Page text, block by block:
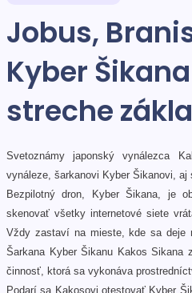
Jobus,
Kyber
streche
Svetoznámy japonský vynálezca
vynáleze, šarkanovi Kyber Šikanovi,
Bezpilotný dron, Kyber Šikana, je
skenovať všetky internetové siete
Vždy zastaví na mieste, kde sa deje
Šarkana Kyber Šikanu Kakos
činnosť, ktorá sa vykonáva
Podarí sa Kakosovi otestovať Kyber